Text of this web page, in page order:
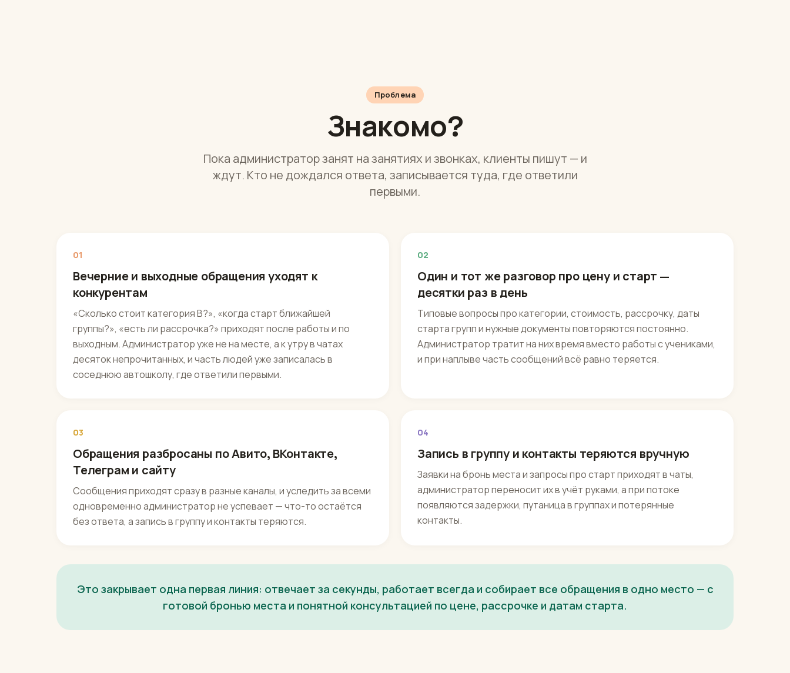
Проблема
Знакомо?
Пока администратор занят на занятиях и звонках, клиенты пишут — и
ждут. Кто не дождался ответа, записывается туда, где ответили
первыми.
01
Вечерние и выходные обращения уходят к
конкурентам
«Сколько стоит категория B?», «когда старт ближайшей
группы?», «есть ли рассрочка?» приходят после работы и по
выходным. Администратор уже не на месте, а к утру в чатах
десяток непрочитанных, и часть людей уже записалась в
соседнюю автошколу, где ответили первыми.
02
Один и тот же разговор про цену и старт —
десятки раз в день
Типовые вопросы про категории, стоимость, рассрочку, даты
старта групп и нужные документы повторяются постоянно.
Администратор тратит на них время вместо работы с учениками,
и при наплыве часть сообщений всё равно теряется.
03
Обращения разбросаны по Авито, ВКонтакте,
Телеграм и сайту
Сообщения приходят сразу в разные каналы, и уследить за всеми
одновременно администратор не успевает — что-то остаётся
без ответа, а запись в группу и контакты теряются.
04
Запись в группу и контакты теряются вручную
Заявки на бронь места и запросы про старт приходят в чаты,
администратор переносит их в учёт руками, а при потоке
появляются задержки, путаница в группах и потерянные
контакты.
Это закрывает одна первая линия: отвечает за секунды, работает всегда и собирает все обращения в одно место — с
готовой бронью места и понятной консультацией по цене, рассрочке и датам старта.